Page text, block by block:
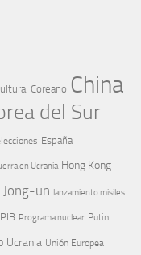
Coreano China
del Sur
España
en Ucrania Hong Kong
Jong-un lanzamiento misiles
PIB Programa nuclear Putin
Ucrania Unión Europea